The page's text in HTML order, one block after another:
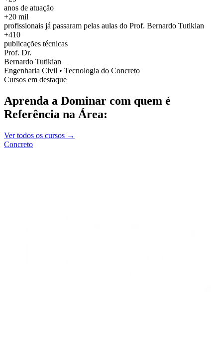
anos de atuação
+20 mil
profissionais já passaram pelas aulas do Prof. Bernardo Tutikian
+410
publicações técnicas
Prof. Dr.
Bernardo Tutikian
Engenharia Civil • Tecnologia do Concreto
Cursos em destaque
Aprenda a Dominar com quem é
Referência na Área:
Ver todos os cursos →
Concreto